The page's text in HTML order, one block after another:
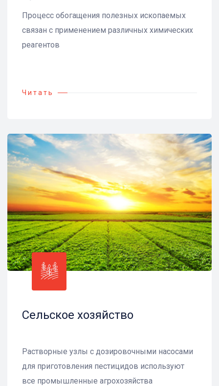
Процесс обогащения полезных ископаемых
связан с применением различных химических
реагентов
Читать
Сельское хозяйство
Растворные узлы с дозировочными насосами
для приготовления пестицидов используют
все промышленные агрохозяйства